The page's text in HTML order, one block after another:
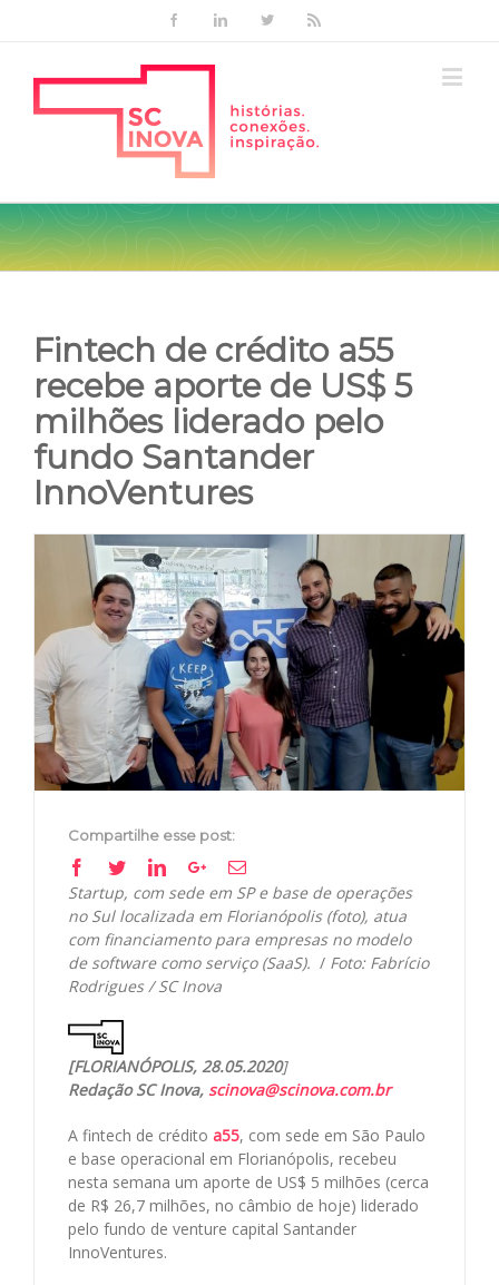
FacebookLinkedinTwitter
Fintech de crédito a55
recebe aporte de US$ 5
milhões liderado pelo
fundo Santander
InnoVentures
Compartilhe esse post:
Facebook
TwitterLinkedinGoogle+Email
Startup, com sede em SP e base de operações
no Sul localizada em Florianópolis (foto), atua
com financiamento para empresas no modelo
de software como serviço (SaaS). / Foto: Fabrício
Rodrigues / SC Inova
[FLORIANÓPOLIS, 28.05.2020]
Redação SC Inova, scinova@scinova.com.br
A fintech de crédito a55, com sede em São Paulo
e base operacional em Florianópolis, recebeu
nesta semana um aporte de US$ 5 milhões (cerca
de R$ 26,7 milhões, no câmbio de hoje) liderado
pelo fundo de venture capital Santander
InnoVentures.